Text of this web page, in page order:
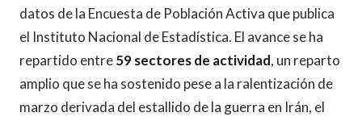
datos de la Encuesta de Población Activa que publica
el Instituto Nacional de Estadística. El avance se ha
repartido entre59 sectores de actividad, un reparto
amplio que se ha sostenido pese a la ralentización de
marzo derivada del estallido de la guerra en Irán, el